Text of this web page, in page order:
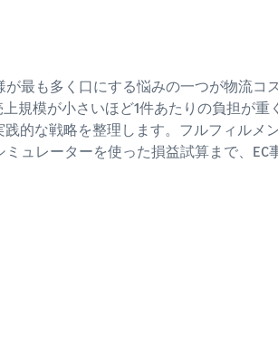
最も多く口にする悩みの一つが物流コ
規模が小さいほど1件あたりの負担が重
的な戦略を整理します。フルフィル
ュレーターを使った損益試算まで、